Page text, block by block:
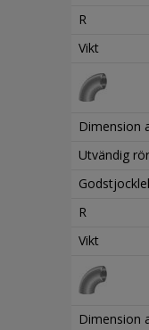
R
Vikt
Dimension
Utvändig
R
Vikt
Dimension